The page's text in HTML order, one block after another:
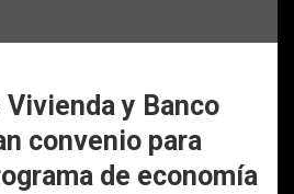
y Banco
convenio para
de economía